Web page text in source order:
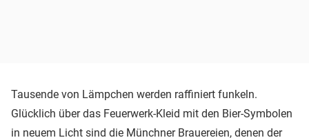
Tausende von Lämpchen werden raffiniert funkeln.
Glücklich über das Feuerwerk-Kleid mit den Bier-Symbolen
in neuem Licht sind die Münchner Brauereien, denen der